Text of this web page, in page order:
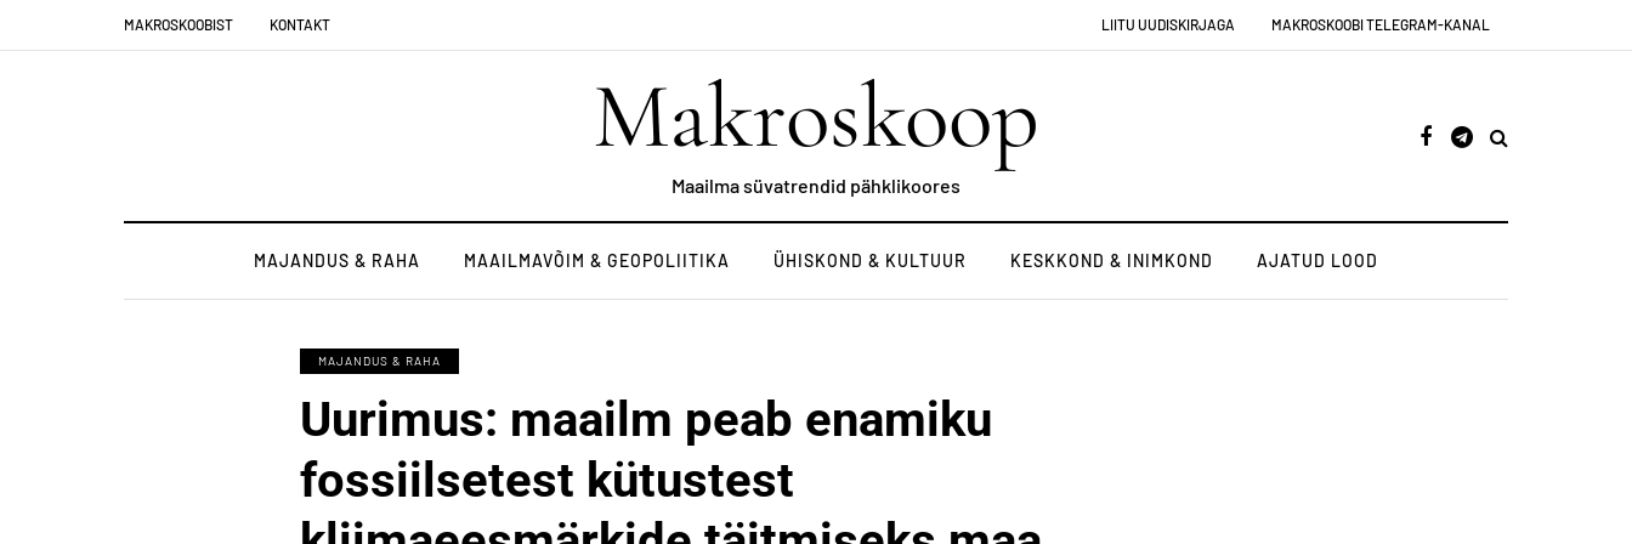
MAKROSKOOBIST KONTAKT MAKROSKOOBI TELEGRAM-KANAL
LIITU UUDISKIRJAGA
Makroskoop
Maailma süvatrendid pähklikoores
MAJANDUS & RAHA MAAILMAVÕIM & GEOPOLIITIKA ÜHISKOND & KULTUUR KESKKOND & INIMKOND AJATUD LOOD
MAJANDUS & RAHA
Uurimus: maailm peab enamiku
fossiilsetest kütustest